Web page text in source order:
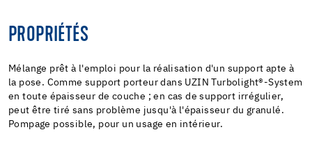
PROPRIÉTÉS
Mélange prêt à l'emploi pour la réalisation d'un support apte à
la pose. Comme support porteur dans UZIN Turbolight®-System
en toute épaisseur de couche ; en cas de support irrégulier,
peut être tiré sans problème jusqu'à l'épaisseur du granulé.
Pompage possible, pour un usage en intérieur.